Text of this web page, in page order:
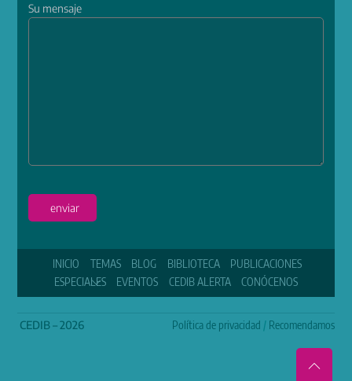
Su mensaje
enviar
INICIO TEMAS BLOG BIBLIOTECA
PUBLICACIONES
ESPECIALES
EVENTOS CEDIB ALERTA CONÓCENOS
CEDIB – 2026 Política de privacidad / Recomendamos